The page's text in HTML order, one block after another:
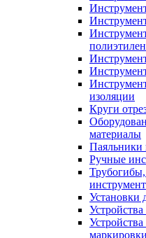
изоляции
Круги
материалы
Паяльники
Ручные
Трубогибы,
инструмент
Установки
маркировки